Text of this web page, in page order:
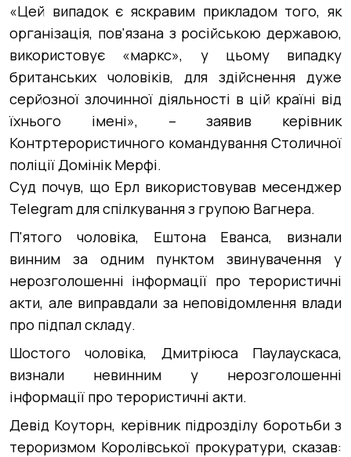
«Цей випадок є яскравим прикладом того, як
організація, пов'язана з російською державою,
використовує «маркс», у цьому випадку
британських чоловіків, для здійснення дуже
серйозної злочинної діяльності в цій країні від
їхнього імені», – заявив керівник
Контртерористичного командування Столичної
поліції Домінік Мерфі.
Суд почув, що Ерл використовував месенджер
Telegram для спілкування з групою Вагнера.
П'ятого чоловіка, Ештона Еванса, визнали
винним за одним пунктом звинувачення у
нерозголошенні інформації про терористичні
акти, але виправдали за неповідомлення влади
про підпал складу.
Шостого чоловіка, Дмитріюса Паулаускаса,
визнали невинним у нерозголошенні
інформації про терористичні акти.
Девід Коуторн, керівник підрозділу боротьби з
тероризмом Королівської прокуратури, сказав: